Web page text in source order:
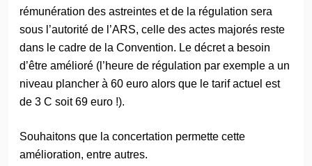
rémunération des astreintes et de la régulation sera
sous l’autorité de l’ARS, celle des actes majorés reste
dans le cadre de la Convention. Le décret a besoin
d’être amélioré (l’heure de régulation par exemple a un
niveau plancher à 60 euro alors que le tarif actuel est
de 3 C soit 69 euro !).
Souhaitons que la concertation permette cette
amélioration, entre autres.